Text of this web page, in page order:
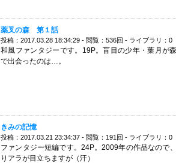
薬叉の森 第１話
投稿：2017.03.28 18:34:29 - 閲覧：536回 - ライブラリ：0
和風ファンタジーです。19P。盲目の少年・葉月が
で出会ったのは…。
きみの記憶
投稿：2017.03.21 23:34:37 - 閲覧：191回 - ライブラリ：0
ファンタジー短編です。24P。2009年の作品なので
りアラが目立ちますが（汗）